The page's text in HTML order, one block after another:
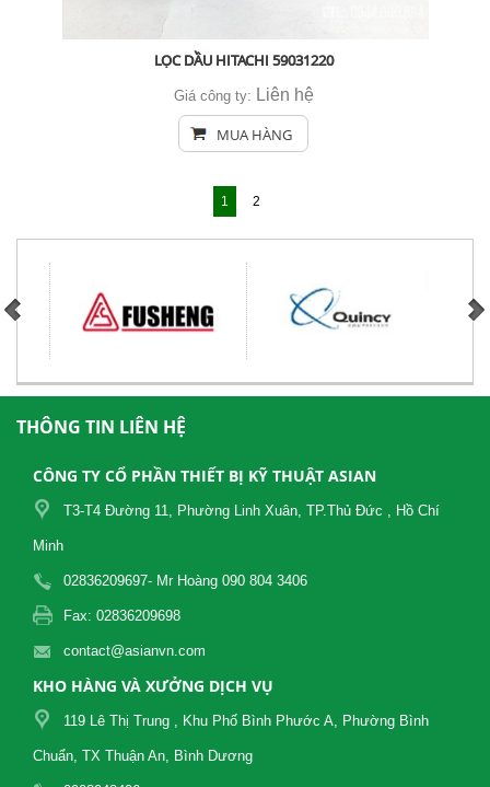
LỌC DẦU HITACHI 59031220
Giá công ty: Liên hệ
MUA HÀNG
1 2
THÔNG TIN LIÊN HỆ
CÔNG TY CỔ PHẦN THIẾT BỊ KỸ THUẬT ASIAN
T3-T4 Đường 11, Phường Linh Xuân, TP.Thủ Đức , Hồ Chí
Minh
02836209697- Mr Hoàng 090 804 3406
Fax: 02836209698
contact@asianvn.com
KHO HÀNG VÀ XƯỞNG DỊCH VỤ
119 Lê Thị Trung , Khu Phố Bình Phước A, Phường Bình
Chuẩn, TX Thuận An, Bình Dương